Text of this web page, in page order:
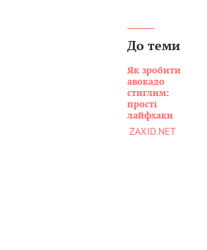
До теми
Як зробити
авокадо
стиглим:
прості
лайфхаки
ZAXID.NET